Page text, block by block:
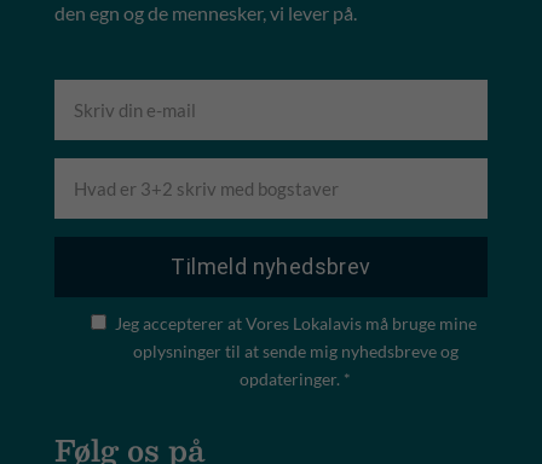
den egn og de mennesker, vi lever på.
Jeg accepterer at Vores Lokalavis må bruge mine
oplysninger til at sende mig nyhedsbreve og
opdateringer. *
Følg os på